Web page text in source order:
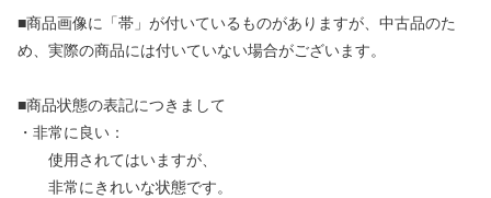
■商品画像に「帯」が付いているものがありますが、中古品のた
め、実際の商品には付いていない場合がございます。
■商品状態の表記につきまして
・非常に良い：
使用されてはいますが、
非常にきれいな状態です。